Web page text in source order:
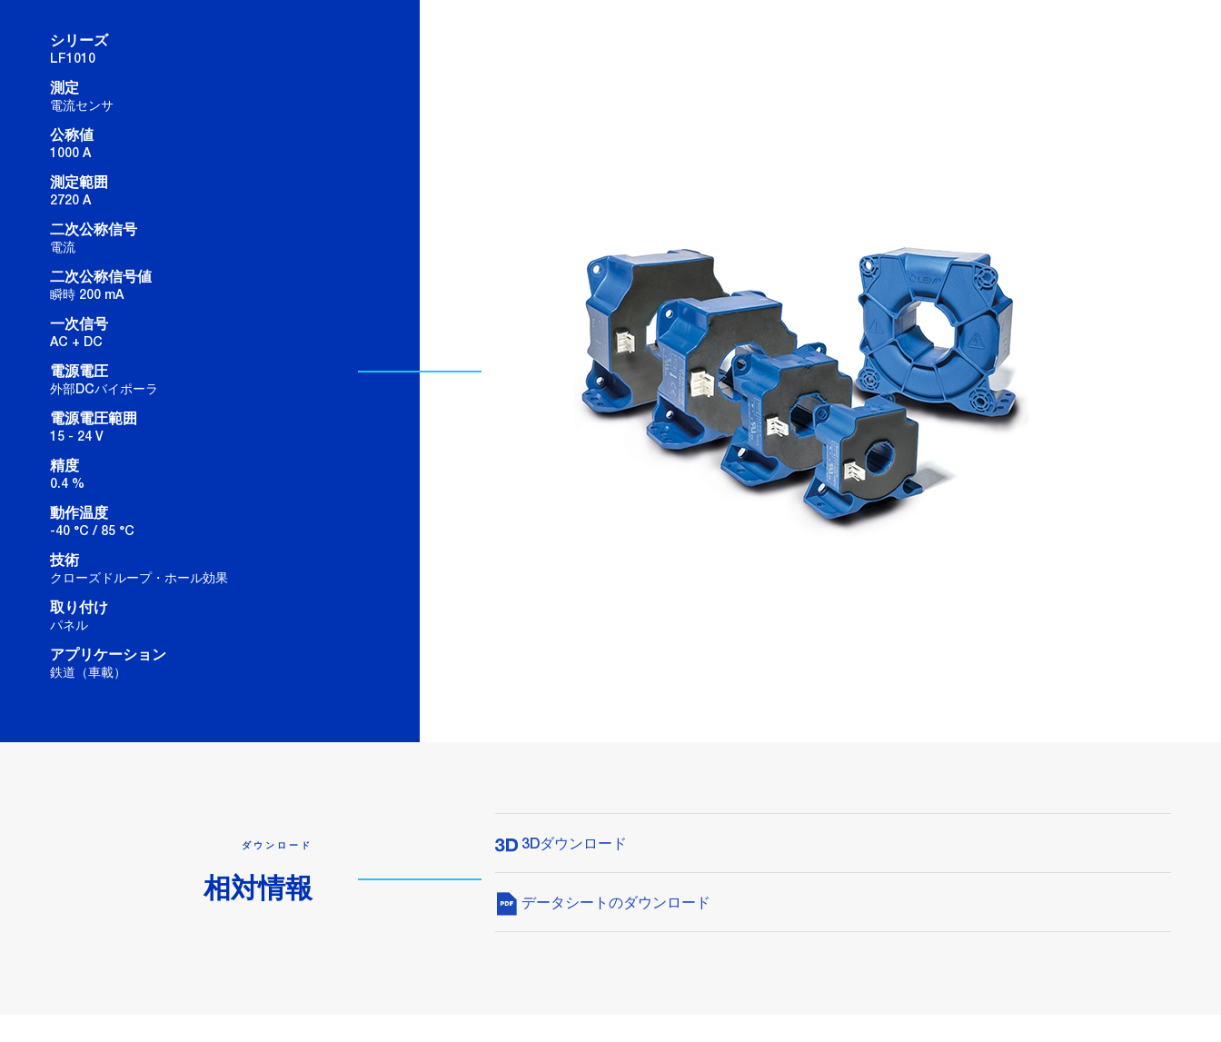
シリーズ
LF1010
測定
電流センサ
公称値
1000 A
測定範囲
2720 A
二次公称信号
電流
二次公称信号値
瞬時 200 mA
一次信号
AC + DC
電源電圧
外部DCバイポーラ
電源電圧範囲
15 - 24 V
精度
0.4 %
動作温度
-40 °C / 85 °C
技術
クローズドループ・ホール効果
取り付け
パネル
アプリケーション
鉄道（車載）
ダウンロード
相対情報
3Dダウンロード
データシートのダウンロード